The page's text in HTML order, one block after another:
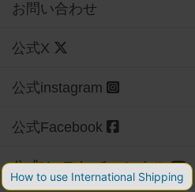
お問い合わせ
公式X
公式instagram
公式Facebook
公式YouTubeチャンネル